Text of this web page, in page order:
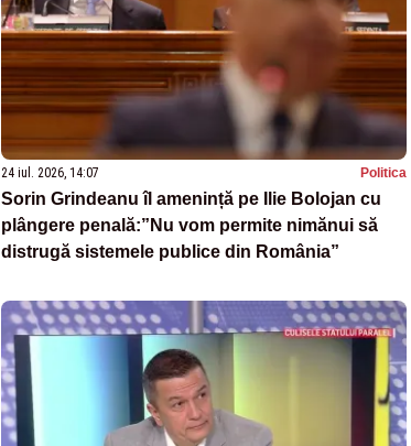
24 iul. 2026, 14:07 Politica
Sorin Grindeanu îl amenință pe Ilie Bolojan cu
plângere penală:”Nu vom permite nimănui să
distrugă sistemele publice din România”